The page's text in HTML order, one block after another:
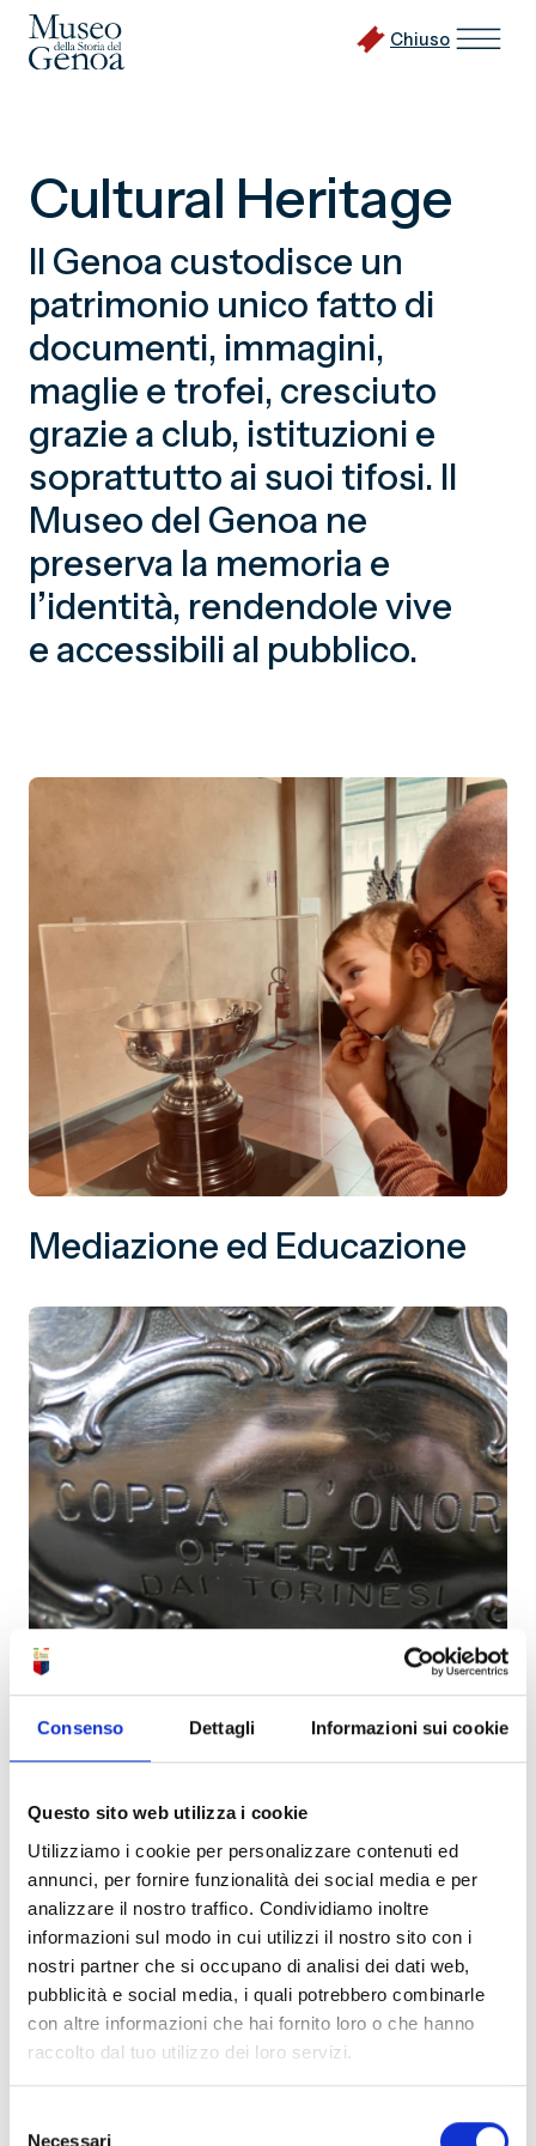
Consenso Dettagli Informazioni sui cookie
Questo sito web utilizza i cookie
Utilizziamo i cookie per personalizzare contenuti ed
annunci, per fornire funzionalità dei social media e per
analizzare il nostro traffico. Condividiamo inoltre
informazioni sul modo in cui utilizzi il nostro sito con i
nostri partner che si occupano di analisi dei dati web,
pubblicità e social media, i quali potrebbero combinarle
con altre informazioni che hai fornito loro o che hanno
raccolto dal tuo utilizzo dei loro servizi.
Necessari
contenuto
Chiuso
Cultural Heritage
Il Genoa custodisce un
patrimonio unico fatto di
documenti, immagini,
maglie e trofei, cresciuto
grazie a club, istituzioni e
soprattutto ai suoi tifosi. Il
Museo del Genoa ne
preserva la memoria e
l’identità, rendendole vive
e accessibili al pubblico.
Mediazione ed Educazione
Conservazione e Restauro